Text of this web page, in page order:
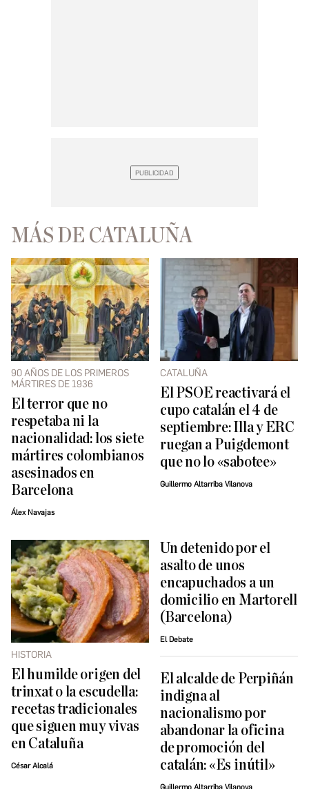
MÁS DE CATALUÑA
90 AÑOS DE LOS PRIMEROS
MÁRTIRES DE 1936
El terror que no
respetaba ni la
nacionalidad: los siete
mártires colombianos
asesinados en
Barcelona
Álex Navajas
CATALUÑA
El PSOE reactivará el
cupo catalán el 4 de
septiembre: Illa y ERC
ruegan a Puigdemont
que no lo «sabotee»
Guillermo Altarriba Vilanova
HISTORIA
El humilde origen del
trinxat o la escudella:
recetas tradicionales
que siguen muy vivas
en Cataluña
César Alcalá
Un detenido por el
asalto de unos
encapuchados a un
domicilio en Martorell
(Barcelona)
El Debate
El alcalde de Perpiñán
indigna al
nacionalismo por
abandonar la oficina
de promoción del
catalán: «Es inútil»